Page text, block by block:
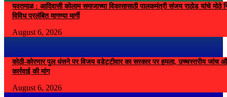
यवतमाळ : आदिवासी कोलाम समाजाच्या विकासासाठी पालकमंत्री संजय राठोड यांचे मोठे
विविध प्रलंबित मागण्या मार्गी
August 6, 2026
कोठी-कोरणार पुल धंसने पर विजय वडेट्टीवार का सरकार पर हमला, उच्चस्तरीय जांच
कार्रवाई की मांग
August 6, 2026